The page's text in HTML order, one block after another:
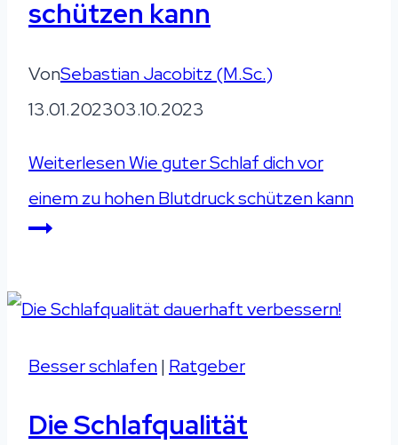
schützen kann
VonSebastian Jacobitz (M.Sc.)
13.01.202303.10.2023
WeiterlesenWie guter Schlaf dich vor
einem zu hohen Blutdruck schützen kann
Besser schlafen| Ratgeber
Die Schlafqualität